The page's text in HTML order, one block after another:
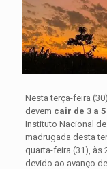
Nesta terça-feira
devem cair de 3 a
Instituto Nacional
madrugada desta
quarta-feira (31), às
devido ao avanço